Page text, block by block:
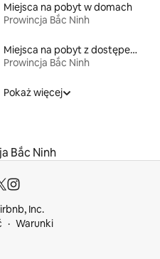
Miejsca na pobyt w domach
Prowincja Bắc Ninh
Miejsca na pobyt z dostępem do plaży
Prowincja Bắc Ninh
Pokaż więcej
Bắc Ninh
Inc.
Warunki